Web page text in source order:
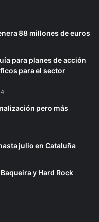
88 millones de euros
para planes de acción
para el sector
pero más
julio en Cataluña
y Hard Rock